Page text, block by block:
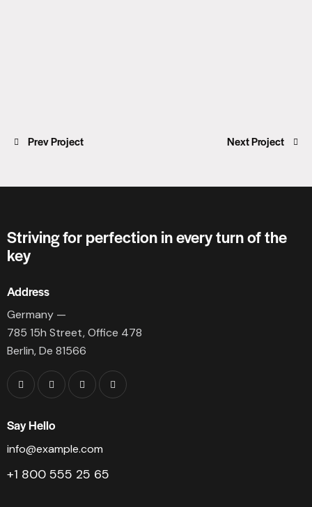
Prev Project Next Project
Striving for perfection in every turn of the
key
Address
Germany —
785 15h Street, Office 478
Berlin, De 81566
Say Hello
info@example.com
+1 800 555 25 65